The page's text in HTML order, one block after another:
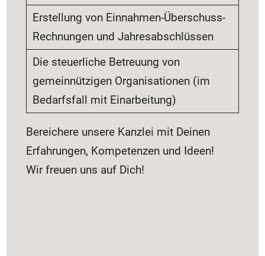
Erstellung von Einnahmen-Überschuss-
Rechnungen und Jahresabschlüssen
Die steuerliche Betreuung von
gemeinnützigen Organisationen (im
Bedarfsfall mit Einarbeitung)
Bereichere unsere Kanzlei mit Deinen
Erfahrungen, Kompetenzen und Ideen!
Wir freuen uns auf Dich!